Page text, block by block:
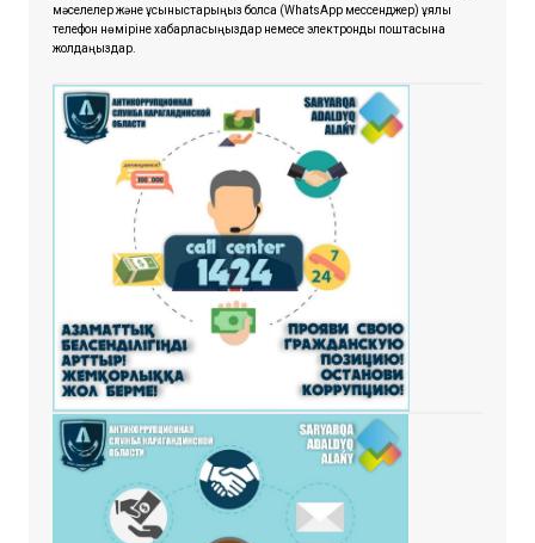
мәселелер және ұсыныстарыңыз болса (WhatsApp мессенджер) ұялы
телефон нөміріне хабарласыңыздар немесе электрондық поштасына
жолдаңыздар.